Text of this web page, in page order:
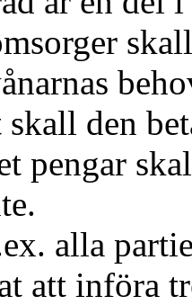
den
pengar
alla
att införa